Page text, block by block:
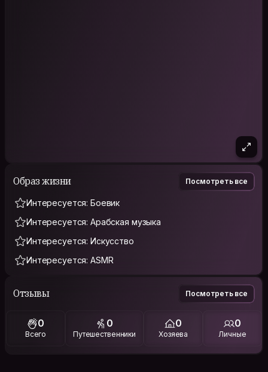
Образ жизни Посмотреть все
Интересуется: Боевик
Интересуется: Арабская музыка
Интересуется: Искусство
Интересуется: ASMR
Отзывы Посмотреть все
0
Всего
0
Путешественники
0
Хозяева
0
Личные